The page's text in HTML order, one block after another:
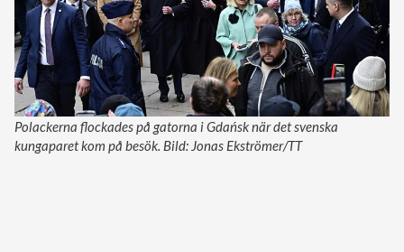
Polackerna flockades på gatorna i Gdańsk när det svenska
kungaparet kom på besök. Bild: Jonas Ekströmer/TT